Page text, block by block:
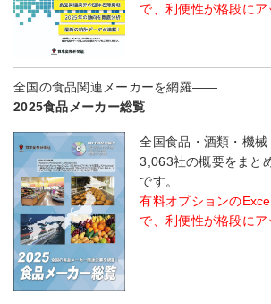
で、利便性が格段にア
全国の食品関連メーカーを網羅――
2025食品メーカー総覧
全国食品・酒類・機
3,063社の概要をまと
です。
有料オプションの
で、利便性が格段にア